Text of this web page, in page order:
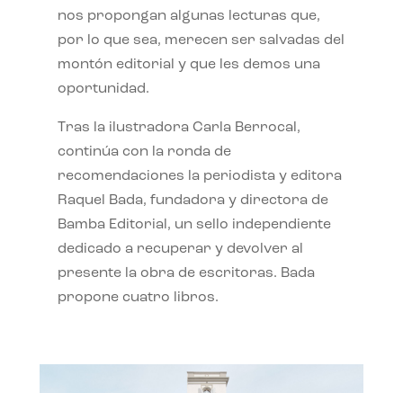
nos propongan algunas lecturas que,
por lo que sea, merecen ser salvadas del
montón editorial y que les demos una
oportunidad.
Tras la ilustradora Carla Berrocal,
continúa con la ronda de
recomendaciones la periodista y editora
Raquel Bada, fundadora y directora de
Bamba Editorial, un sello independiente
dedicado a recuperar y devolver al
presente la obra de escritoras. Bada
propone cuatro libros.